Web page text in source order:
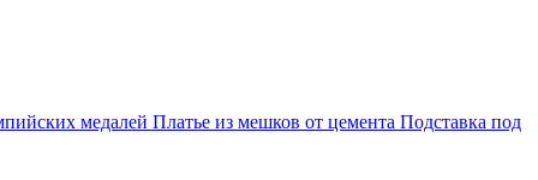
медалей Платье из мешков от цемента Подставка под